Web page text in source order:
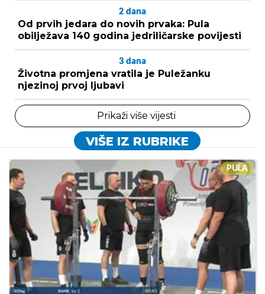
2 dana
Od prvih jedara do novih prvaka: Pula
obilježava 140 godina jedriličarske povijesti
3 dana
Životna promjena vratila je Puležanku
njezinoj prvoj ljubavi
Prikaži više vijesti
VIŠE IZ RUBRIKE
PULA